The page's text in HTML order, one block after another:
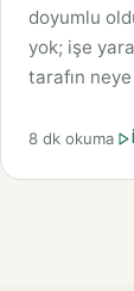
doyumlu
yok; işe
tarafın
8 dk okuma